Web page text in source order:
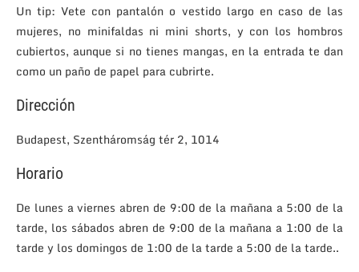
Un tip: Vete con pantalón o vestido largo en caso de las
mujeres, no minifaldas ni mini shorts, y con los hombros
cubiertos, aunque si no tienes mangas, en la entrada te dan
como un paño de papel para cubrirte.
Dirección
Budapest, Szentháromság tér 2, 1014
Horario
De lunes a viernes abren de 9:00 de la mañana a 5:00 de la
tarde, los sábados abren de 9:00 de la mañana a 1:00 de la
tarde y los domingos de 1:00 de la tarde a 5:00 de la tarde..